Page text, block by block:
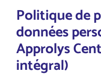
Politique de
données
Approlys
intégral)